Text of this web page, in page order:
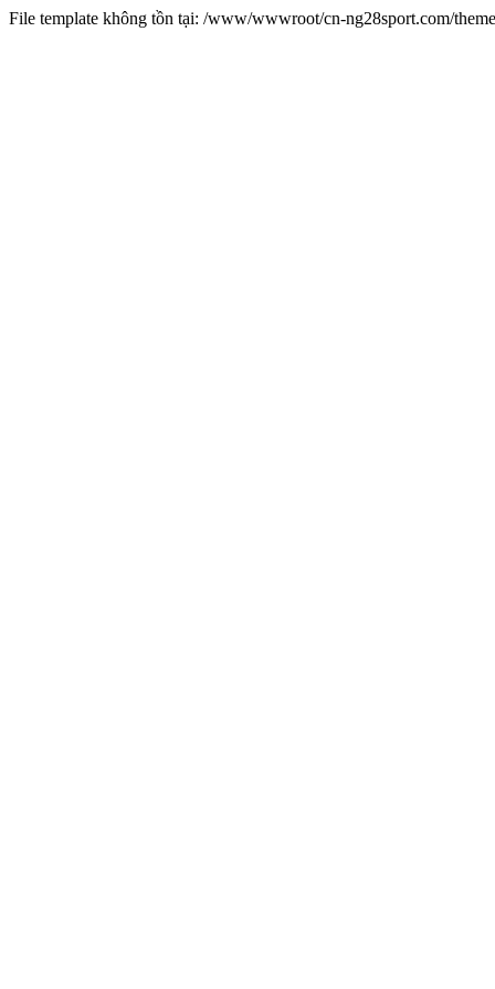
File template không tồn tại: /www/wwwroot/cn-ng28sport.com/